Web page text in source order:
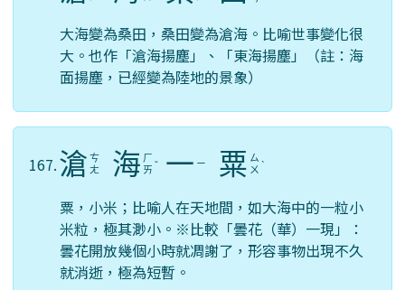
大海變為桑田，桑田變為滄海。比喻世事變化很
大。也作「滄海揚塵」、「東海揚塵」（註：海
面揚塵，已經變為陸地的景象）
167.滄 ㄘ
ㄤ
海 ㄏ
ㄞ ˇ 一 ㄧ 粟 ㄙ
ㄨ ˋ
粟，小米；比喻人在天地間，如大海中的一粒小
米粒，極其渺小。※比較「曇花（華）一現」：
曇花開放幾個小時就凋謝了，形容事物出現不久
就消逝，極為短暫。